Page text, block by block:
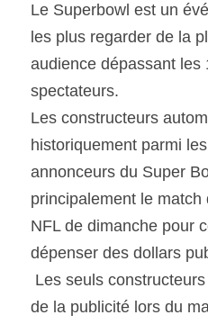
Le Superbowl est un
les plus regarder de la
audience dépassant les
spectateurs.
Les constructeurs
historiquement parmi
annonceurs du Super
principalement le
NFL de dimanche pour
dépenser des dollars
de la publicité lors du